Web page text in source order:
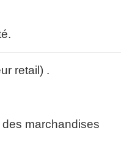
retail) .
des marchandises